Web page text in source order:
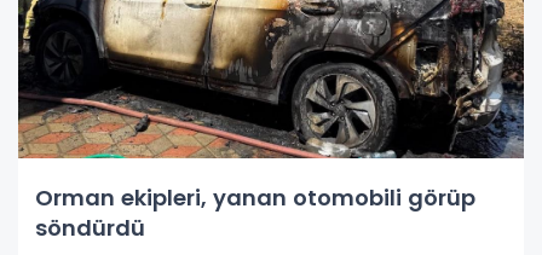
Orman ekipleri, yanan otomobili görüp
söndürdü